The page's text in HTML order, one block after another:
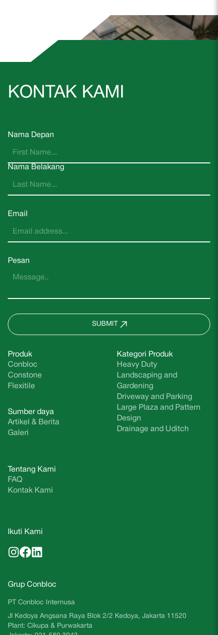
KONTAK KAMI
Nama Depan
Nama Belakang
Email
Pesan
SUBMIT
Produk
Conbloc
Constone
Flexitile
Tentang Kami
FAQ
Kontak Kami
Kategori Produk
Heavy Duty
Landscaping and
Gardening
Driveway and Parking
Large Plaza and Pattern
Design
Drainage and Uditch
Sumber daya
Artikel & Berita
Galeri
Ikuti Kami
Grup Conbloc
PT Conbloc Internusa
Jl Kedoya Angsana Raya Blok 2/2 Kedoya, Jakarta 11520
Plant: Cikupa & Purwakarta